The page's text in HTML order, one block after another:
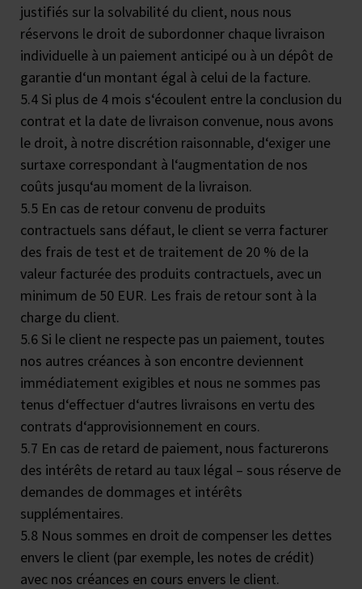
justifiés sur la solvabilité du client, nous nous
réservons le droit de subordonner chaque livraison
individuelle à un paiement anticipé ou à un dépôt de
garantie d‘un montant égal à celui de la facture.
5.4 Si plus de 4 mois s‘écoulent entre la conclusion du
contrat et la date de livraison convenue, nous avons
le droit, à notre discrétion raisonnable, d‘exiger une
surtaxe correspondant à l‘augmentation de nos
coûts jusqu‘au moment de la livraison.
5.5 En cas de retour convenu de produits
contractuels sans défaut, le client se verra facturer
des frais de test et de traitement de 20 % de la
valeur facturée des produits contractuels, avec un
minimum de 50 EUR. Les frais de retour sont à la
charge du client.
5.6 Si le client ne respecte pas un paiement, toutes
nos autres créances à son encontre deviennent
immédiatement exigibles et nous ne sommes pas
tenus d‘effectuer d‘autres livraisons en vertu des
contrats d‘approvisionnement en cours.
5.7 En cas de retard de paiement, nous facturerons
des intérêts de retard au taux légal – sous réserve de
demandes de dommages et intérêts
supplémentaires.
5.8 Nous sommes en droit de compenser les dettes
envers le client (par exemple, les notes de crédit)
avec nos créances en cours envers le client.